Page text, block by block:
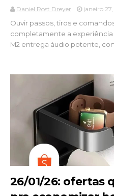
Daniel Rost Dreyer janeiro
Ouvir passos, tiros e
completamente a experiência
M2 entrega áudio potente,
26/01/26: ofertas